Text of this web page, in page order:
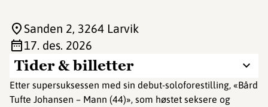
Tider & billetter
Etter supersuksessen med sin debut-soloforestilling, «Bård
Tufte Johansen – Mann (44)», som høstet seksere og
Sanden 2, 3264 Larvik
17. des. 2026